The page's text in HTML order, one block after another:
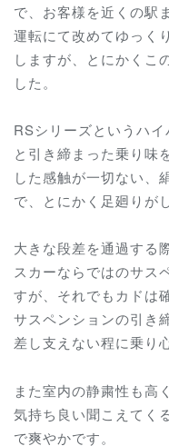
で、お客様を近くの駅
運転にて改めてゆっく
しますが、とにかくこ
した。
RSシリーズというハ
と引き締まった乗り味
した感触が一切ない、
で、とにかく足廻りが
大きな段差を通過する
スカーならではのサス
すが、それでもカドは
サスペンションの引き
差し支えない程に乗り
また室内の静粛性も高
気持ち良い聞こえてく
で爽やかです。